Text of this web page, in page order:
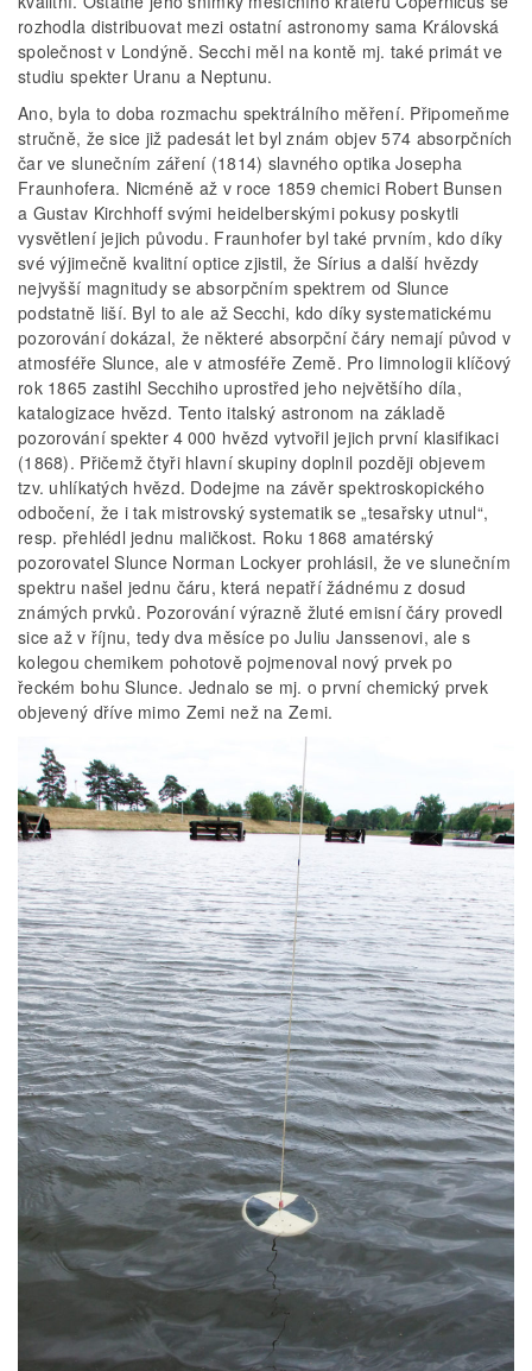
rozhodla distribuovat mezi ostatní astronomy sama Královská
společnost v Londýně. Secchi měl na kontě mj. také primát ve
studiu spekter Uranu a Neptunu.
Ano, byla to doba rozmachu spektrálního měření. Připomeňme
stručně, že sice již padesát let byl znám objev 574 absorpčních
čar ve slunečním záření (1814) slavného optika Josepha
Fraunhofera. Nicméně až v roce 1859 chemici Robert Bunsen
a Gustav Kirchhoff svými heidelberskými pokusy poskytli
vysvětlení jejich původu. Fraunhofer byl také prvním, kdo díky
své výjimečně kvalitní optice zjistil, že Sírius a další hvězdy
nejvyšší magnitudy se absorpčním spektrem od Slunce
podstatně liší. Byl to ale až Secchi, kdo díky systematickému
pozorování dokázal, že některé absorpční čáry nemají původ v
atmosféře Slunce, ale v atmosféře Země. Pro limnologii klíčový
rok 1865 zastihl Secchiho uprostřed jeho největšího díla,
katalogizace hvězd. Tento italský astronom na základě
pozorování spekter 4 000 hvězd vytvořil jejich první klasifikaci
(1868). Přičemž čtyři hlavní skupiny doplnil později objevem
tzv. uhlíkatých hvězd. Dodejme na závěr spektroskopického
odbočení, že i tak mistrovský systematik se „tesařsky utnul“,
resp. přehlédl jednu maličkost. Roku 1868 amatérský
pozorovatel Slunce Norman Lockyer prohlásil, že ve slunečním
spektru našel jednu čáru, která nepatří žádnému z dosud
známých prvků. Pozorování výrazně žluté emisní čáry provedl
sice až v říjnu, tedy dva měsíce po Juliu Janssenovi, ale s
kolegou chemikem pohotově pojmenoval nový prvek po
řeckém bohu Slunce. Jednalo se mj. o první chemický prvek
objevený dříve mimo Zemi než na Zemi.